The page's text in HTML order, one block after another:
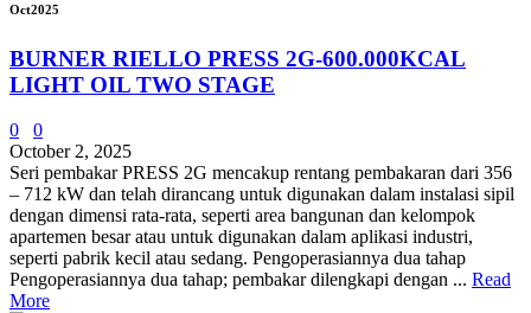
Oct2025
BURNER RIELLO PRESS 2G-600.000KCAL
LIGHT OIL TWO STAGE
0
0
October 2, 2025
Seri pembakar PRESS 2G mencakup rentang pembakaran dari 356
– 712 kW dan telah dirancang untuk digunakan dalam instalasi sipil
dengan dimensi rata-rata, seperti area bangunan dan kelompok
apartemen besar atau untuk digunakan dalam aplikasi industri,
seperti pabrik kecil atau sedang. Pengoperasiannya dua tahap
Pengoperasiannya dua tahap; pembakar dilengkapi dengan ... Read
More